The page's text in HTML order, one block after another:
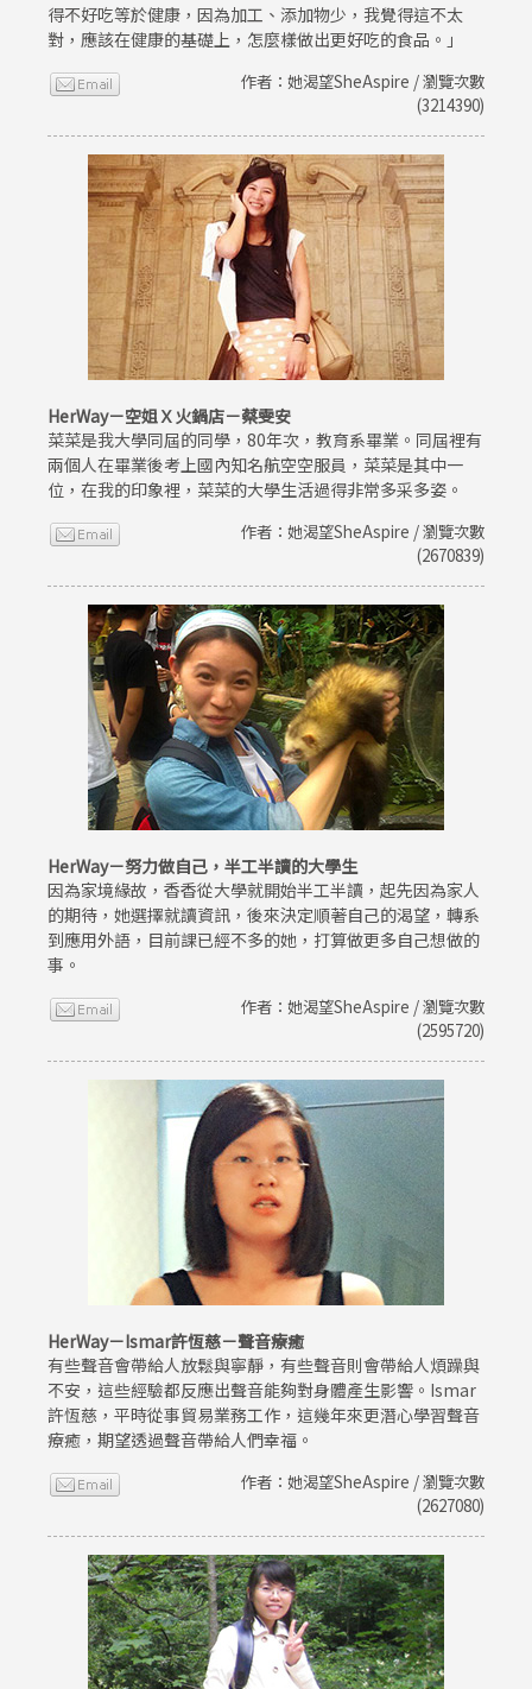
得不好吃等於健康，因為加工、添加物少，我覺得這不太
對，應該在健康的基礎上，怎麼樣做出更好吃的食品。」
作者：她渴望SheAspire / 瀏覽次數
(3214390)
HerWay－空姐Ｘ火鍋店－蔡雯安
菜菜是我大學同屆的同學，80年次，教育系畢業。同屆裡有
兩個人在畢業後考上國內知名航空空服員，菜菜是其中一
位，在我的印象裡，菜菜的大學生活過得非常多采多姿。
作者：她渴望SheAspire / 瀏覽次數
(2670839)
HerWay－努力做自己，半工半讀的大學生
因為家境緣故，香香從大學就開始半工半讀，起先因為家人
的期待，她選擇就讀資訊，後來決定順著自己的渴望，轉系
到應用外語，目前課已經不多的她，打算做更多自己想做的
事。
作者：她渴望SheAspire / 瀏覽次數
(2595720)
HerWay－Ismar許恆慈－聲音療癒
有些聲音會帶給人放鬆與寧靜，有些聲音則會帶給人煩躁與
不安，這些經驗都反應出聲音能夠對身體產生影響。Ismar
許恆慈，平時從事貿易業務工作，這幾年來更潛心學習聲音
療癒，期望透過聲音帶給人們幸福。
作者：她渴望SheAspire / 瀏覽次數
(2627080)